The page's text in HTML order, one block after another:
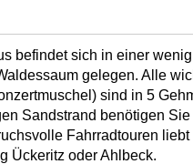
befindet sich in einer
gelegen. Alle
sind in 5
Sandstrand benötigen
Fahrradtouren
Ückeritz oder Ahlbeck.